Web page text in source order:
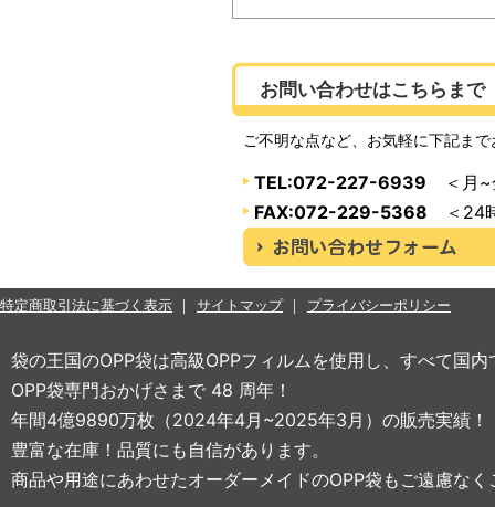
お問い合わせはこちらまで
ご不明な点など、お気軽に下記ま
TEL:072-227-6939 ＜月~
FAX:072-229-5368 ＜24
特定商取引法に基づく表示 サイトマップ プライバシーポリシー
袋の王国のOPP袋は高級OPPフィルムを使用し、すべて国
OPP袋専門おかげさまで 48 周年！
年間4億9890万枚（2024年4月~2025年3月）の販売実績！
豊富な在庫！品質にも自信があります。
商品や用途にあわせたオーダーメイドのOPP袋もご遠慮な